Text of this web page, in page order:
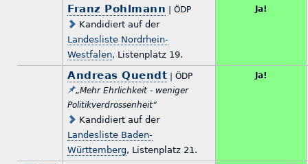
Franz Pohlmann | ÖDP
Kandidiert auf der
Landesliste Nordrhein-
Westfalen, Listenplatz 19.
Ja!
Andreas Quendt | ÖDP
„Mehr Ehrlichkeit - weniger
Politikverdrossenheit“
Kandidiert auf der
Landesliste Baden-
Württemberg, Listenplatz 21.
Ja!